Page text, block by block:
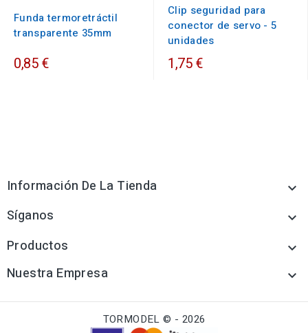
Funda termoretráctil
transparente 35mm
0,85 €
Clip seguridad para
conector de servo - 5
unidades
1,75 €
Información De La Tienda 
Síganos 
Productos 
Nuestra Empresa 
TORMODEL © - 2026